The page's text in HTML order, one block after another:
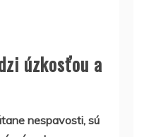
úzkosťou a
nespavosti, sú